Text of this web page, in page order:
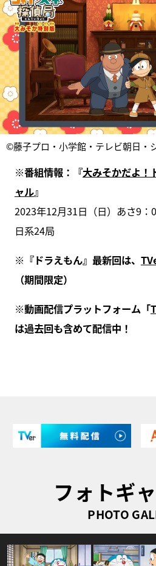
©藤子プロ・小学館・テレビ朝日・
※番組情報：『大みそかだよ！
ャル』
2023年12月31日（日）あさ9：
日系24局
※『ドラえもん』最新回は、
（期間限定）
※動画配信プラットフォーム「
は過去回も含めて配信中！
フォトギ
PHOTO